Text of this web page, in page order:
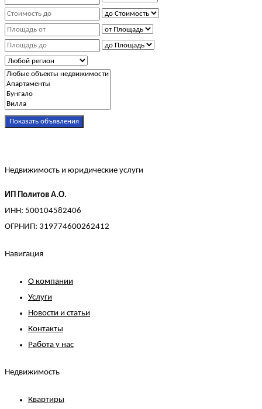
Показать объявления
Недвижимость и юридические услуги
ИП Политов А.О.
ИНН: 500104582406
ОГРНИП: 319774600262412
Навигация
О компании
Услуги
Новости и статьи
Контакты
Работа у нас
Недвижимость
Квартиры